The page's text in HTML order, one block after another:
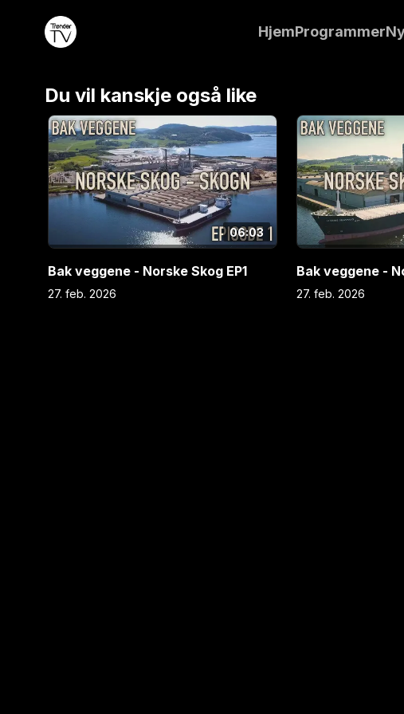
HjemProgrammer
lite kjennskap til hva som faktisk skal til for å produsere
Det skal hun gjøre noe med nå. I tredje og fjerde del av
programserien blir Liv Tone kjent med historien og ring-
skjer med tømmerflisa når den raffineres i en maskin med
30.000 hestekrefter. Produsert av Lockbox Film AS.
Du vil kanskje også like
06:03
Bak veggene - Norske Skog EP1
27. feb. 2026
Bak veggene -
27. feb. 2026